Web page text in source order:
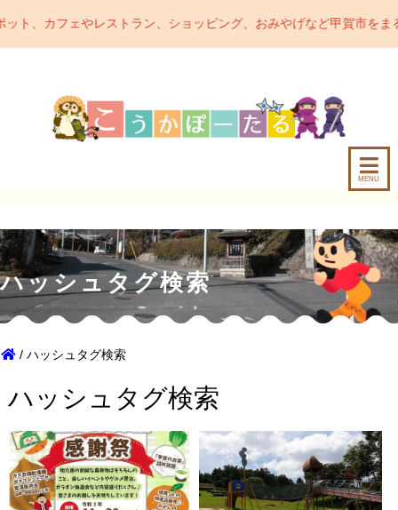
、カフェやレストラン、ショッピング、おみやげなど甲賀市をま
MENU
ハッシュタグ検索
/ ハッシュタグ検索
ハッシュタグ検索